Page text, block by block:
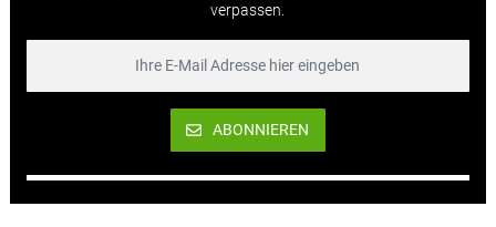
verpassen.
ABONNIEREN